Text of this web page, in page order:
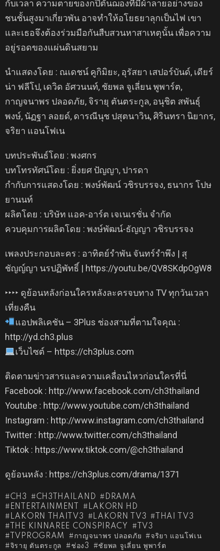
กับเวลา ความตายของกปิตันฌองที่มีผ้าลายอย่างของ
ชนชั้นสูงมาเกี่ยวพัน อาจทำให้อโยธยาลุกเป็นไฟ เขา
และเธอจึงต้องร่วมมือกันสืบสวนหาสาเหตุนั้น เพื่อความ
อยู่รอดของแผ่นดินสยาม
นำแสดงโดย : ณเดชน์ คูกิมิยะ, อุรัสยา เสปอร์บันด์, เดียร์
น่า ฟลีโป, เดวิด อัศวนนท์, ชัยพล จูเลี่ยน พูพาร์ต,
กาญจนาพร ปลอดภัย, จิรายุ ตันตระกูล, อนุชิต สพันธุ์
พงษ์, นัฏฐา ลอยด์, ดารณีนุช ปสุตนาวิน, ศิรินทรา นิยากร,
จริยา แอนโฟเน
บทประพันธ์โดย : พงศกร
บทโทรทัศน์โดย : ยิ่งยศ ปัญญา, ปารดา
กำกับการแสดงโดย : พงษ์พัฒน์ วชิรบรรจง, ธนากร โปษ
ยานนท์
ผลิตโดย : บริษัท แอค-อาร์ต เจเนเรชั่น จำกัด
ควบคุมการผลิตโดย : พงษ์พัฒน์-ธัญญา วชิรบรรจง
เพลงประกอบละคร : อาทิตย์รำพัน จันทร์รำพึง | สุ
ชัญญ์ญา นรปฏิพัทธิ์ | https://youtu.be/QV8SKdpOgW8
‣‣‣‣ ดูย้อนหลังก่อนใครหลังละครจบทาง TV ทุกวันเวลา
เที่ยงคืน
แอปพลิเคชัน – 3Plus ช่องสามที่ตามใจคุณ :
http://yd.ch3.plus​
เว็บไซต์ – https://ch3plus.com
ติดตามข่าวสารและความเคลื่อนไหวก่อนใครที่นี่
Facebook : http://www.facebook.com/ch3thailand
Youtube : http://www.youtube.com/ch3thailand
Instagram : http://www.instagram.com/ch3thailand
Twitter : http://www.twitter.com/ch3thailand
Tiktok : https://www.tiktok.com/@ch3thailand
ดูย้อนหลัง : https://ch3plus.com/drama/1371
CH3 CH3THAILAND
DRAMA
ENTERTAINMENT
LAKORN HD
LAKORN THAITV3
LAKORN TV3
THAI TV3
THE KINNAREE CONSPIRACY
TV3
TVPROGRAM
กาญจนาพร ปลอดภัย
จริยา แอนโฟเน
จิรายุ ตันตระกูล
ช่อง3
ชัยพล จูเลี่ยน พูพาร์ต